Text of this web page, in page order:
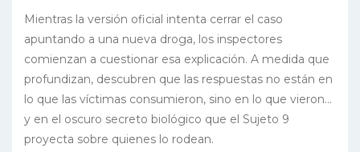
Mientras la versión oficial intenta cerrar el caso
apuntando a una nueva droga, los inspectores
comienzan a cuestionar esa explicación. A medida que
profundizan, descubren que las respuestas no están en
lo que las víctimas consumieron, sino en lo que vieron…
y en el oscuro secreto biológico que el Sujeto 9
proyecta sobre quienes lo rodean.